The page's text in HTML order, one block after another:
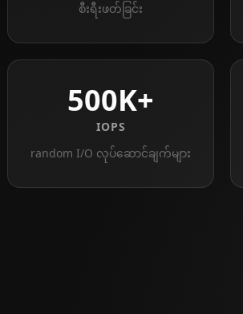
စီးရီးဖတ်ခြင်း
500K+
IOPS
random I/O လုပ်ဆောင်ချက်များ